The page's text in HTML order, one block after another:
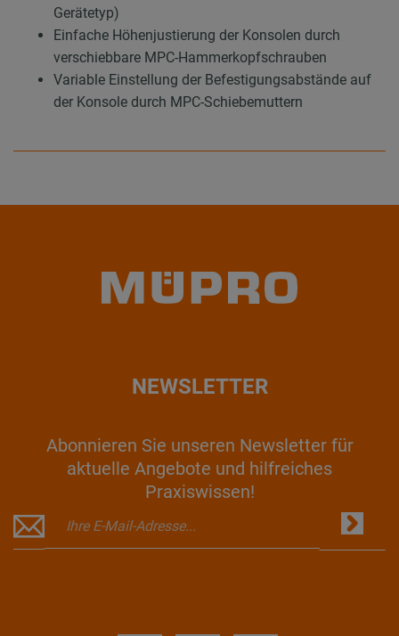
Gerätetyp)
Einfache Höhenjustierung der Konsolen durch
verschiebbare MPC-Hammerkopfschrauben
Variable Einstellung der Befestigungsabstände auf
der Konsole durch MPC-Schiebemuttern
NEWSLETTER
Abonnieren Sie unseren Newsletter für
aktuelle Angebote und hilfreiches
Praxiswissen!